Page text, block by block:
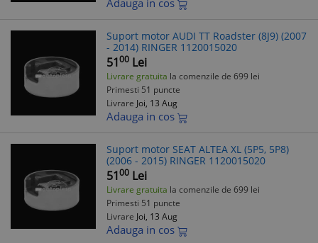
Adauga in cos
Suport motor AUDI TT Roadster (8J9) (2007
- 2014) RINGER 1120015020
5100 Lei
Livrare gratuita la comenzile de 699 lei
Primesti 51 puncte
Livrare Joi, 13 Aug
Adauga in cos
Suport motor SEAT ALTEA XL (5P5, 5P8)
(2006 - 2015) RINGER 1120015020
5100 Lei
Livrare gratuita la comenzile de 699 lei
Primesti 51 puncte
Livrare Joi, 13 Aug
Adauga in cos